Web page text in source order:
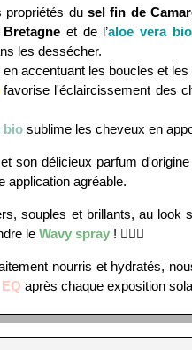
propriétés dusel fin de
et de l’aloe vera bio
les dessécher.
accentuant les boucles et les
l'éclaircissement des
biosublime les cheveux en
son délicieux parfum
application agréable.
souples et brillants, au look
le Wavy spray! 🏄🏼‍♂️
nourris et hydratés,
après chaque exposition